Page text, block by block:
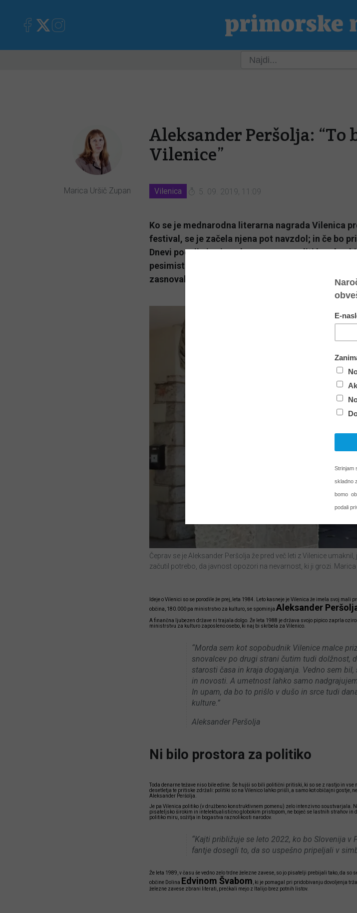
Slovenija
Marica Uršič Zupan
Aleksander Peršolja: “To
Vilenice”
Vilenica 5. 09. 2019, 11:09
Ko se je mednarodna literarna nagrada Vilenica
festival, se je začela njena pot navzdol; in če bo
Dnevi poezije in vina - kar se zna zgoditi kmalu -
pesimističen Aleksander Peršolja, ki je Vilenico
zasnoval in postavil na noge.
Čeprav se je Aleksander Peršolja že pred več leti z Vilenice
začutil potrebo, da javnost opozori na nevarnost, ki ji grozi. Marica
Ideje o Vilenici so se porodile že prej, leta 1984. Leto kasneje je Vilenica že imela svoj
občina, 180.000 pa ministrstvo za kulturo, se spominja Aleksander
A finančna ljubezen države ni trajala dolgo. Že leta 1988 je država svojo pipico zaprla
ministrstvu za kulturo zaposleno osebo, ki naj bi skrbela za Vilenico.
“Morda sem kot sopobudnik Vilenice malce
snovalcev po drugi strani čutim tudi dolžnost,
starosti časa in kraja dogajanja. Vedno sem
in novosti. A umetnost lahko samo
In upam, da bo to prišlo v dušo in srce tudi
kulture.”
Aleksander Peršolja
Ni bilo prostora za politiko
Toda denarne težave niso bile edine. Še hujši so bili politični pritiski, ki so se z rastjo in
desetletja te pritiske zdržali: politiki so na Vilenico lahko prišli, a samo kot običajni gostje,
Aleksander Peršolja.
Je pa Vilenica politiko (v družbeno konstruktivnem pomenu) zelo intenzivno soustvarjala.
pisateljsko širokim in intelektualistično globokim pristopom, ne boječ se lastnih strahov
politiko miru, sožitja in bogastva raznolikosti narodov.
“Kajti približuje se leto 2022, ko bo Slovenija
fantje dosegli to, da so uspešno pripeljali v
Že leta 1989, v času še vedno zelo trdne železne zavese, so jo pisatelji prebijali tako, da
občine Dolina Edvinom Švabom, ki je pomagal pri pridobivanju dovoljenja
železne zavese zbrani literati, prečkali mejo z Italijo brez potnih listov.